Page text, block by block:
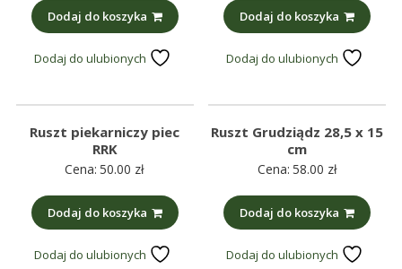
Dodaj do koszyka
Dodaj do ulubionych
Dodaj do koszyka
Dodaj do ulubionych
Ruszt piekarniczy piec
RRK
Cena: 50.00 zł
Dodaj do koszyka
Dodaj do ulubionych
Ruszt Grudziądz 28,5 x 15
cm
Cena: 58.00 zł
Dodaj do koszyka
Dodaj do ulubionych